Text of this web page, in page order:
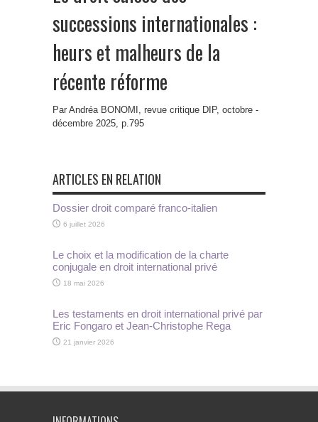
successions internationales :
heurs et malheurs de la
récente réforme
Par Andréa BONOMI, revue critique DIP, octobre -
décembre 2025, p.795
ARTICLES EN RELATION
Dossier droit comparé franco-italien
6 juillet 2026
Le choix et la modification de la charte
conjugale en droit international privé
18 mai 2026
Les testaments en droit international privé par
Eric Fongaro et Jean-Christophe Rega
21 janvier 2026